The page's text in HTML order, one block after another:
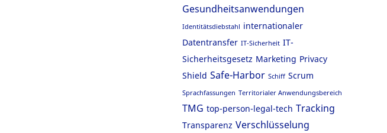
Gesundheitsanwendungen
Identitätsdiebstahl internationaler
Datentransfer IT-Sicherheit IT-
Sicherheitsgesetz Marketing Privacy
Shield Safe-Harbor Schiff Scrum
Sprachfassungen Territorialer Anwendungsbereich
TMG top-person-legal-tech Tracking
Transparenz Verschlüsselung